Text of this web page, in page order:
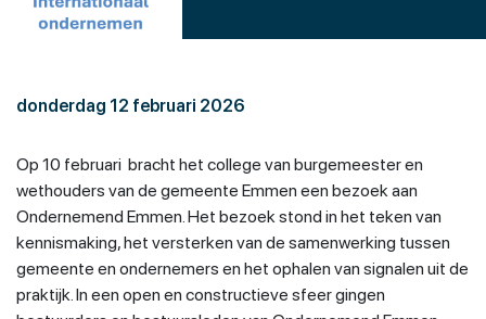
donderdag 12 februari 2026
Op 10 februari bracht het college van burgemeester en
wethouders van de gemeente Emmen een bezoek aan
Ondernemend Emmen. Het bezoek stond in het teken van
kennismaking, het versterken van de samenwerking tussen
gemeente en ondernemers en het ophalen van signalen uit de
praktijk. In een open en constructieve sfeer gingen